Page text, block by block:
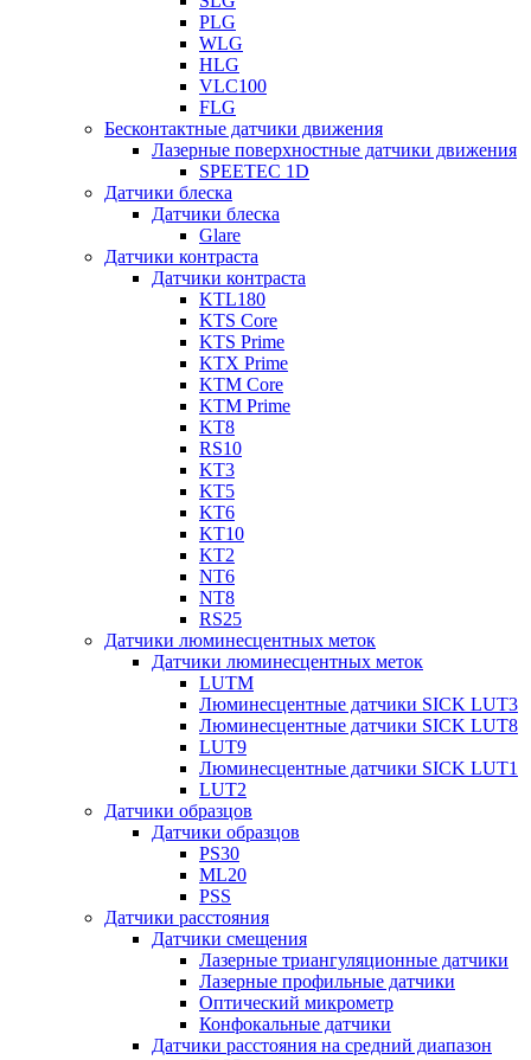
PLG
WLG
HLG
VLC100
FLG
Бесконтактные датчики движения
Лазерные поверхностные датчики движения
SPEETEC 1D
Датчики блеска
Датчики блеска
Glare
Датчики контраста
Датчики контраста
KTL180
KTS Core
KTS Prime
KTX Prime
KTM Core
KTM Prime
KT8
RS10
KT3
KT5
KT6
KT10
KT2
NT6
NT8
RS25
Датчики люминесцентных меток
Датчики люминесцентных меток
LUTM
Люминесцентные датчики SICK LUT3
Люминесцентные датчики SICK LUT8
LUT9
Люминесцентные датчики SICK LUT1
LUT2
Датчики образцов
Датчики образцов
PS30
ML20
PSS
Датчики расстояния
Датчики смещения
Лазерные триангуляционные датчики
Лазерные профильные датчики
Оптический микрометр
Конфокальные датчики
Датчики расстояния на средний диапазон